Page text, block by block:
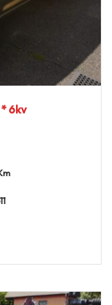
6kv